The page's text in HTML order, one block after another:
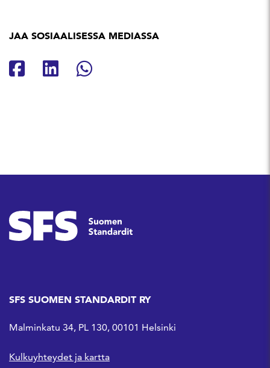
JAA SOSIAALISESSA MEDIASSA
Jaa Facebookissa
Jaa Linkedinissä
Jaa Whatsappissa
SFS SUOMEN STANDARDIT RY
Malminkatu 34, PL 130, 00101 Helsinki
Kulkuyhteydet ja kartta